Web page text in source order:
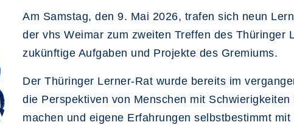
Am Samstag, den 9. Mai 2026, trafen sich neun
der vhs Weimar zum zweiten Treffen des Thüringer
zukünftige Aufgaben und Projekte des Gremiums.
Der Thüringer Lerner-Rat wurde bereits im
die Perspektiven von Menschen mit
machen und eigene Erfahrungen selbstbestimmt